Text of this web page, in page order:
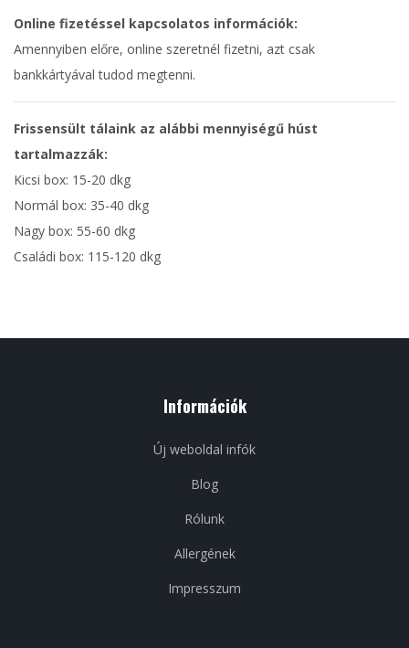
Online fizetéssel kapcsolatos információk:
Amennyiben előre, online szeretnél fizetni, azt csak
bankkártyával tudod megtenni.
Frissensült tálaink az alábbi mennyiségű húst
tartalmazzák:
Kicsi box: 15-20 dkg
Normál box: 35-40 dkg
Nagy box: 55-60 dkg
Családi box: 115-120 dkg
Információk
Új weboldal infók
Blog
Rólunk
Allergének
Impresszum